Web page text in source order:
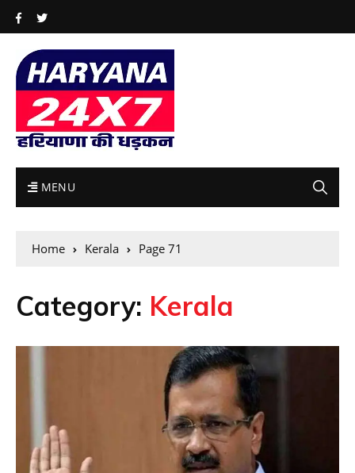
MENU
Home Kerala Page 71
Category: Kerala